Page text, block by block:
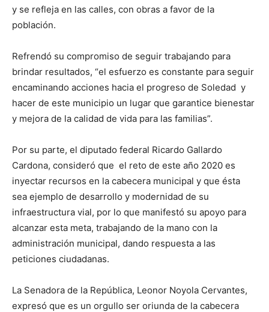
y se refleja en las calles, con obras a favor de la
población.
Refrendó su compromiso de seguir trabajando para
brindar resultados, “el esfuerzo es constante para seguir
encaminando acciones hacia el progreso de Soledad y
hacer de este municipio un lugar que garantice bienestar
y mejora de la calidad de vida para las familias”.
Por su parte, el diputado federal Ricardo Gallardo
Cardona, consideró que el reto de este año 2020 es
inyectar recursos en la cabecera municipal y que ésta
sea ejemplo de desarrollo y modernidad de su
infraestructura vial, por lo que manifestó su apoyo para
alcanzar esta meta, trabajando de la mano con la
administración municipal, dando respuesta a las
peticiones ciudadanas.
La Senadora de la República, Leonor Noyola Cervantes,
expresó que es un orgullo ser oriunda de la cabecera